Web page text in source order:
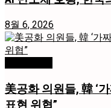
8월 6, 2026
美공화 의원들, 韓 ‘
표현 위협”